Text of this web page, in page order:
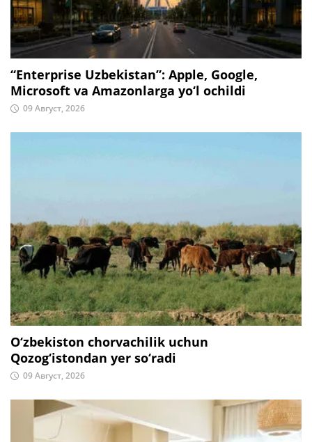
“Enterprise Uzbekistan”: Apple, Google,
Microsoft va Amazonlarga yo‘l ochildi
09 Август, 2026
O‘zbekiston chorvachilik uchun
Qozog‘istondan yer so‘radi
09 Август, 2026